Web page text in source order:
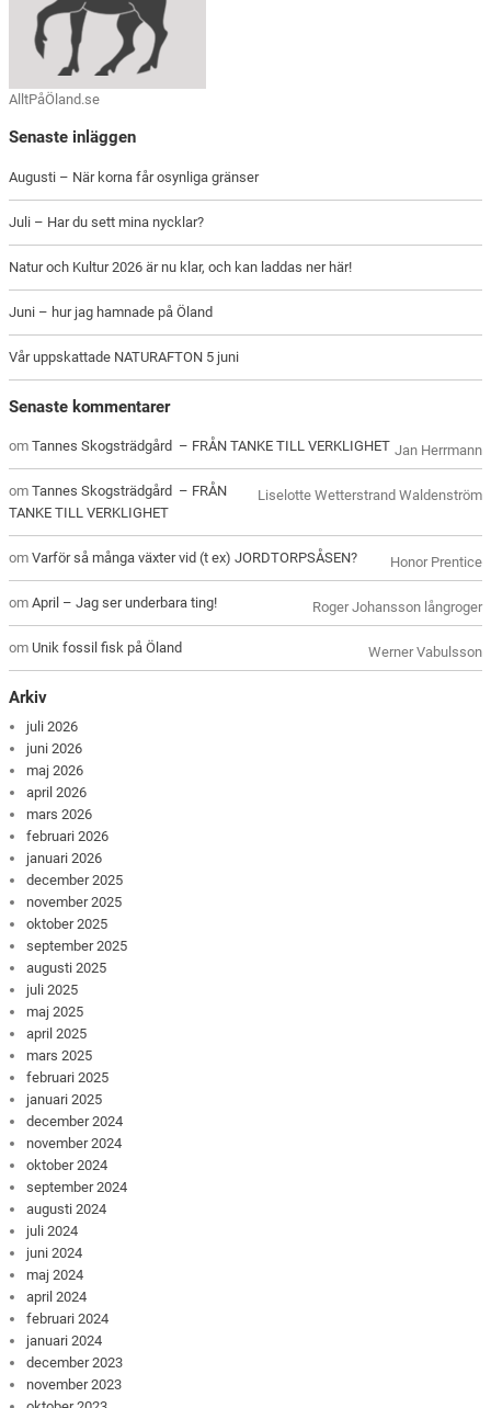
AlltPåÖland.se
Senaste inläggen
Augusti – När korna får osynliga gränser
Juli – Har du sett mina nycklar?
Natur och Kultur 2026 är nu klar, och kan laddas ner här!
Juni – hur jag hamnade på Öland
Vår uppskattade NATURAFTON 5 juni
Senaste kommentarer
Jan Herrmann
omTannes Skogsträdgård – FRÅN TANKE TILL VERKLIGHET
Liselotte Wetterstrand Waldenström
omTannes Skogsträdgård – FRÅN
TANKE TILL VERKLIGHET
Honor Prentice
omVarför så många växter vid (t ex) JORDTORPSÅSEN?
Roger Johansson långroger
omApril – Jag ser underbara ting!
Werner Vabulsson
om Unik fossil fisk på Öland
Arkiv
juli 2026
juni 2026
maj 2026
april 2026
mars 2026
februari 2026
januari 2026
december 2025
november 2025
oktober 2025
september 2025
augusti 2025
juli 2025
maj 2025
april 2025
mars 2025
februari 2025
januari 2025
december 2024
november 2024
oktober 2024
september 2024
augusti 2024
juli 2024
juni 2024
maj 2024
april 2024
februari 2024
januari 2024
december 2023
november 2023